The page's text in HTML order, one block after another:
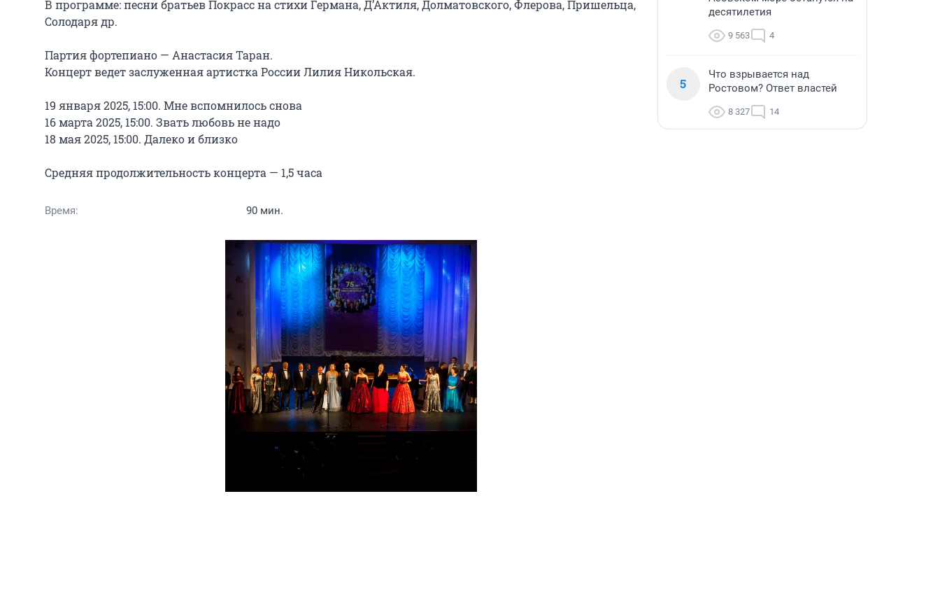
В программе: песни братьев Покрасс на стихи Германа, Д’Актиля, Долматовского, Флерова, Пришельца,
Солодаря др.
Партия фортепиано — Анастасия Таран.
Концерт ведет заслуженная артистка России Лилия Никольская.
19 января 2025, 15:00. Мне вспомнилось снова
16 марта 2025, 15:00. Звать любовь не надо
18 мая 2025, 15:00. Далеко и близко
Средняя продолжительность концерта — 1,5 часа
Время: 90 мин.
десятилетия
9 563 4
5
Что взрывается над
Ростовом? Ответ властей
8 327 14